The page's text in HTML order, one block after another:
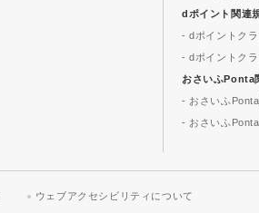
dポイント関連
- dポイントク
- dポイントク
おさいふPonta
- おさいふ
- おさいふ
ウェブアクセシビリティについて